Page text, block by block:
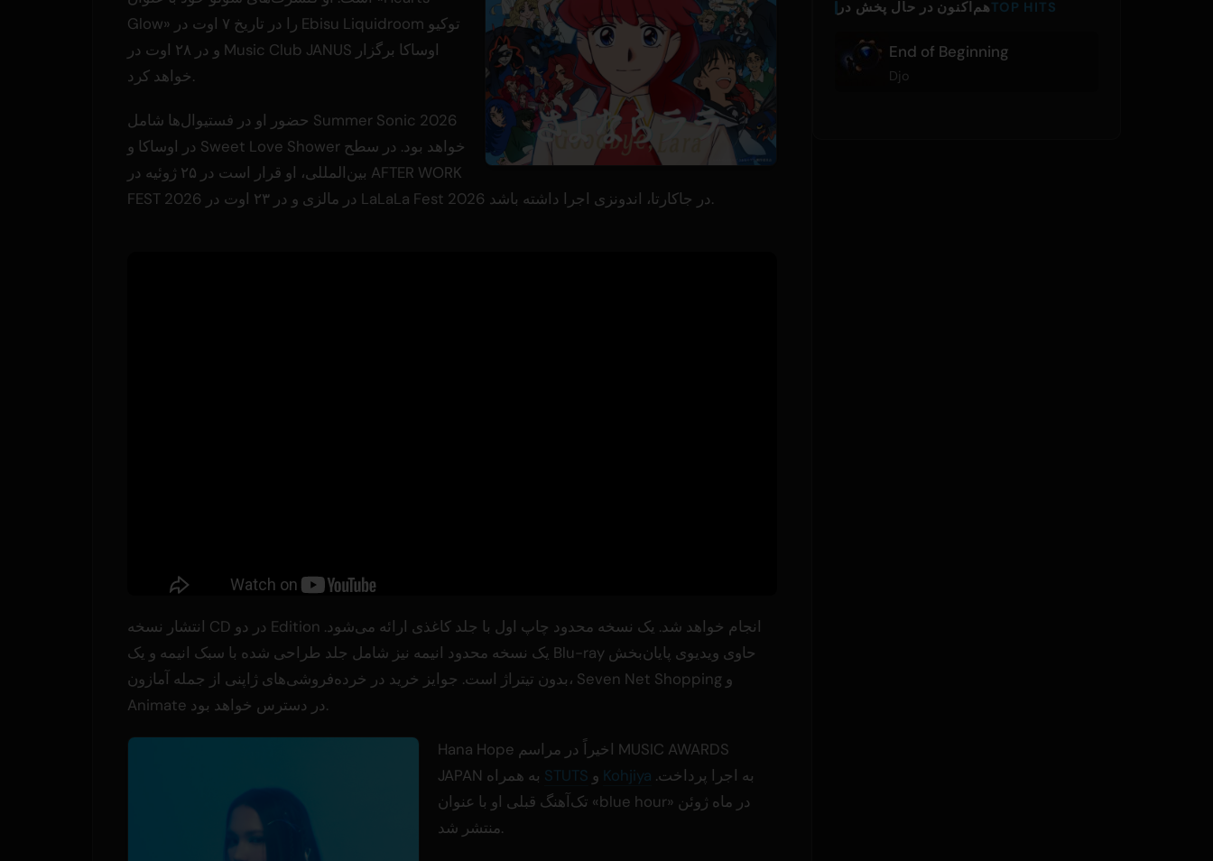
Glow» را در تاریخ ۷ اوت در Ebisu Liquidroom توکیو
و در ۲۸ اوت در Music Club JANUS اوساکا برگزار
خواهد کرد.
حضور او در فستیوال‌ها شامل Summer Sonic 2026
در اوساکا و Sweet Love Shower خواهد بود. در سطح
بین‌المللی، او قرار است در ۲۵ ژوئیه در AFTER WORK
FEST 2026 در مالزی و در ۲۳ اوت در LaLaLa Fest 2026 در جاکارتا، اندونزی اجرا داشته باشد.
انتشار نسخه CD در دو Edition انجام خواهد شد. یک نسخه محدود چاپ اول با جلد کاغذی ارائه می‌شود.
یک نسخه محدود انیمه نیز شامل جلد طراحی شده با سبک انیمه و یک Blu-ray حاوی ویدیوی پایان‌بخش
بدون تیتراژ است. جوایز خرید در خرده‌فروشی‌های ژاپنی از جمله آمازون، Seven Net Shopping و
Animate در دسترس خواهد بود.
Hana Hope اخیراً در مراسم MUSIC AWARDS
STUTS Kohjiya
تک‌آهنگ قبلی او با عنوان «blue hour» در ماه ژوئن
منتشر شد.
هم‌اکنون در حال پخش درTOP HITS
End of Beginning
Djo